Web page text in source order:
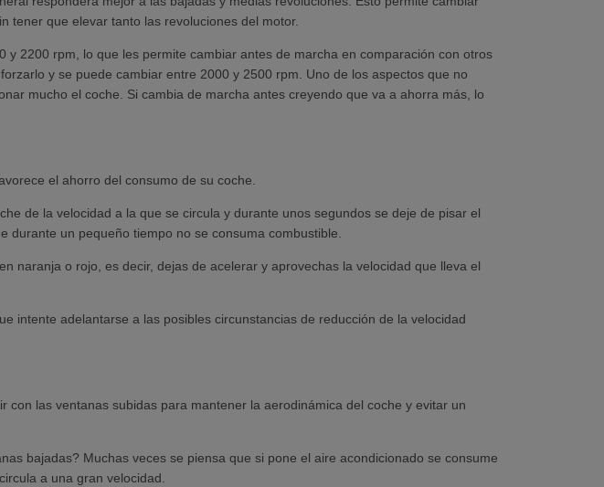
tener que elevar tanto las revoluciones del motor.
y 2200 rpm, lo que les permite cambiar antes de marcha en comparación con otros
y se puede cambiar entre 2000 y 2500 rpm. Uno de los aspectos que no
mucho el coche. Si cambia de marcha antes creyendo que va a ahorra más, lo
el ahorro del consumo de su coche.
de la velocidad a la que se circula y durante unos segundos se deje de pisar el
un pequeño tiempo no se consuma combustible.
naranja o rojo, es decir, dejas de acelerar y aprovechas la velocidad que lleva el
intente adelantarse a las posibles circunstancias de reducción de la velocidad
las ventanas subidas para mantener la aerodinámica del coche y evitar un
bajadas? Muchas veces se piensa que si pone el aire acondicionado se consume
a una gran velocidad.